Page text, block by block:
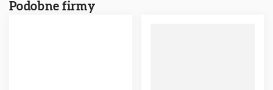
Podobne firmy